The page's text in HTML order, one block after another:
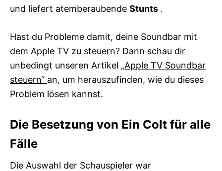
und liefert atemberaubende Stunts .
Hast du Probleme damit, deine Soundbar mit
dem Apple TV zu steuern? Dann schau dir
unbedingt unseren Artikel „Apple TV Soundbar
steuern“ an, um herauszufinden, wie du dieses
Problem lösen kannst.
Die Besetzung von Ein Colt für alle
Fälle
Die Auswahl der Schauspieler war